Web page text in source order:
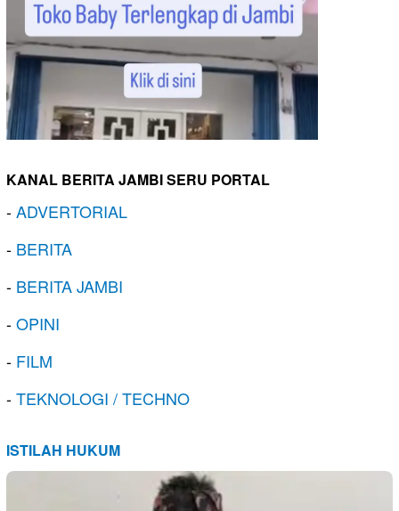
KANAL BERITA JAMBI SERU PORTAL
-ADVERTORIAL
- BERITA
- BERITA JAMBI
-OPINI
- FILM
-TEKNOLOGI / TECHNO
ISTILAH HUKUM